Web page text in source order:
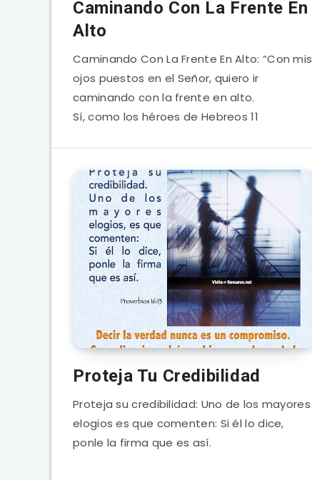
Caminando Con La Frente En
Alto
Caminando Con La Frente En Alto: “Con mis
ojos puestos en el Señor, quiero ir
caminando con la frente en alto.
Sí, como los héroes de Hebreos 11
Proteja Tu Credibilidad
Proteja su credibilidad: Uno de los mayores
elogios es que comenten: Si él lo dice,
ponle la firma que es así.